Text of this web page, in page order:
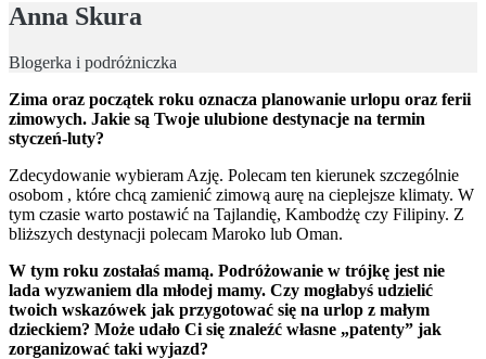
Anna Skura
Blogerka i podróżniczka
Zima oraz początek roku oznacza planowanie urlopu oraz ferii
zimowych. Jakie są Twoje ulubione destynacje na termin
styczeń-luty?
Zdecydowanie wybieram Azję. Polecam ten kierunek szczególnie
osobom , które chcą zamienić zimową aurę na cieplejsze klimaty. W
tym czasie warto postawić na Tajlandię, Kambodżę czy Filipiny. Z
bliższych destynacji polecam Maroko lub Oman.
W tym roku zostałaś mamą. Podróżowanie w trójkę jest nie
lada wyzwaniem dla młodej mamy. Czy mogłabyś udzielić
twoich wskazówek jak przygotować się na urlop z małym
dzieckiem? Może udało Ci się znaleźć własne „patenty” jak
zorganizować taki wyjazd?